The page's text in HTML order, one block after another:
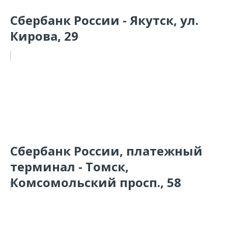
Сбербанк России - Якутск, ул.
Кирова, 29
Сбербанк России, платежный
терминал - Томск,
Комсомольский просп., 58